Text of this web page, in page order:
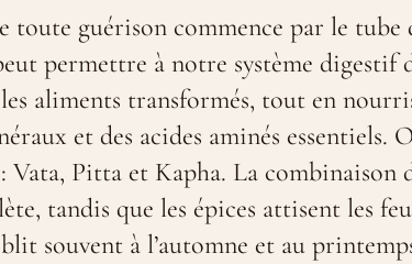
toute guérison commence par le tube
permettre à notre système digestif
aliments transformés, tout en
et des acides aminés essentiels.
Vata, Pitta et Kapha. La combinaison
tandis que les épices attisent les
souvent à l’automne et au